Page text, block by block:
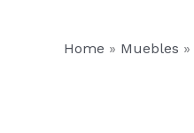
Home » Muebles »